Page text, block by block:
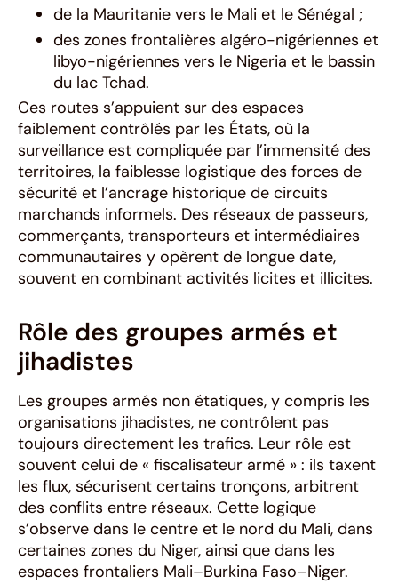
de la Mauritanie vers le Mali et le Sénégal ;
des zones frontalières algéro-nigériennes et
libyo-nigériennes vers le Nigeria et le bassin
du lac Tchad.
Ces routes s’appuient sur des espaces
faiblement contrôlés par les États, où la
surveillance est compliquée par l’immensité des
territoires, la faiblesse logistique des forces de
sécurité et l’ancrage historique de circuits
marchands informels. Des réseaux de passeurs,
commerçants, transporteurs et intermédiaires
communautaires y opèrent de longue date,
souvent en combinant activités licites et illicites.
Rôle des groupes armés et
jihadistes
Les groupes armés non étatiques, y compris les
organisations jihadistes, ne contrôlent pas
toujours directement les trafics. Leur rôle est
souvent celui de « fiscalisateur armé » : ils taxent
les flux, sécurisent certains tronçons, arbitrent
des conflits entre réseaux. Cette logique
s’observe dans le centre et le nord du Mali, dans
certaines zones du Niger, ainsi que dans les
espaces frontaliers Mali–Burkina Faso–Niger.